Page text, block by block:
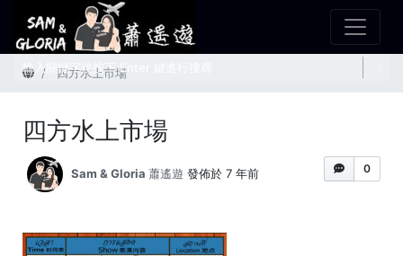
首頁 四方水上市場
四方水上市場
0
Sam & Gloria 蕭遙遊 發佈於 7 年前